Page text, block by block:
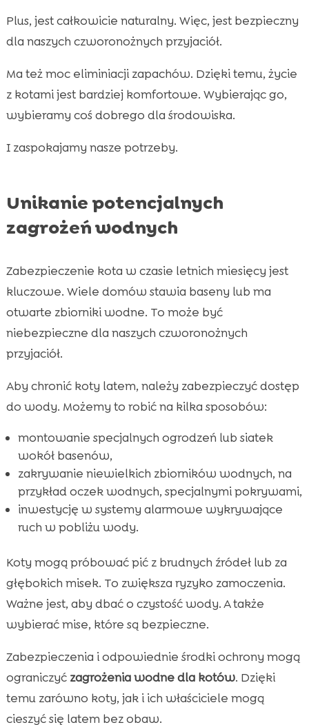
Plus, jest całkowicie naturalny. Więc, jest bezpieczny
dla naszych czworonożnych przyjaciół.
Ma też moc eliminiacji zapachów. Dzięki temu, życie
z kotami jest bardziej komfortowe. Wybierając go,
wybieramy coś dobrego dla środowiska.
I zaspokajamy nasze potrzeby.
Unikanie potencjalnych
zagrożeń wodnych
Zabezpieczenie kota w czasie letnich miesięcy jest
kluczowe. Wiele domów stawia baseny lub ma
otwarte zbiorniki wodne. To może być
niebezpieczne dla naszych czworonożnych
przyjaciół.
Aby chronić koty latem, należy zabezpieczyć dostęp
do wody. Możemy to robić na kilka sposobów:
montowanie specjalnych ogrodzeń lub siatek
wokół basenów,
zakrywanie niewielkich zbiorników wodnych, na
przykład oczek wodnych, specjalnymi pokrywami,
inwestycję w systemy alarmowe wykrywające
ruch w pobliżu wody.
Koty mogą próbować pić z brudnych źródeł lub za
głębokich misek. To zwiększa ryzyko zamoczenia.
Ważne jest, aby dbać o czystość wody. A także
wybierać mise, które są bezpieczne.
Zabezpieczenia i odpowiednie środki ochrony mogą
ograniczyć zagrożenia wodne dla kotów. Dzięki
temu zarówno koty, jak i ich właściciele mogą
cieszyć się latem bez obaw.